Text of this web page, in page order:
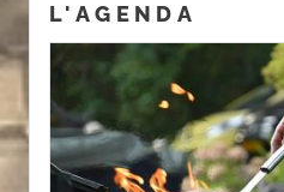
L'AGENDA